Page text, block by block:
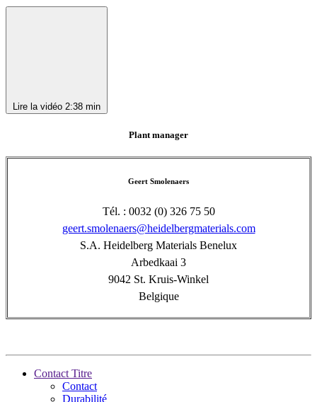
Lire la vidéo 2:38 min
Plant manager
Geert Smolenaers
Tél. : 0032 (0) 326 75 50
geert.smolenaers@heidelbergmaterials.com
S.A. Heidelberg Materials Benelux
Arbedkaai 3
9042 St. Kruis-Winkel
Belgique
Contact Titre
Contact
Durabilité